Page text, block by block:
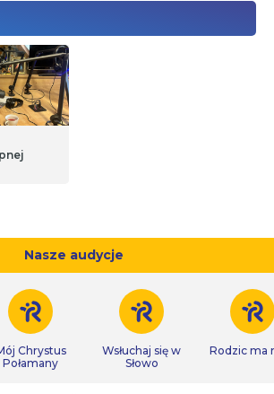
Nasze audycje
Chrystus
Połamany
Wsłuchaj się w
Słowo
Rodzic ma